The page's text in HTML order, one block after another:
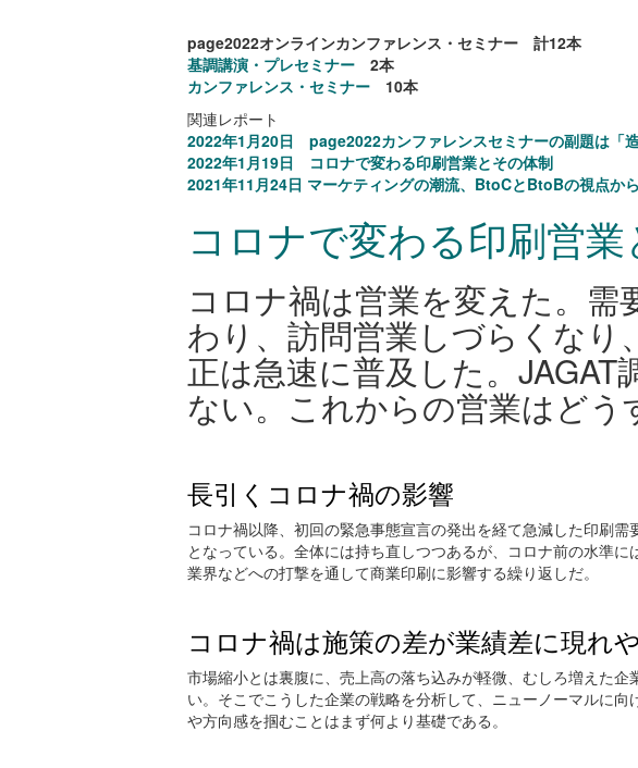
page2022オンラインカンファレンス・セミナー 計12本
基調講演・プレセミナー 2本
カンファレンス・セミナー 10本
関連レポート
2022年1月20日 page2022カンファレンスセミナーの副題は「造
2022年1月19日 コロナで変わる印刷営業とその体制
2021年11月24日 マーケティングの潮流、BtoCとBtoBの視点から
コロナで変わる印刷営
コロナ禍は営業を変えた。
わり、訪問営業しづらくな
正は急速に普及した。
ない。これからの営業はどう
長引くコロナ禍の影響
コロナ禍以降、初回の緊急事態宣言の発出を経て急減した印刷
となっている。全体には持ち直しつつあるが、コロナ前の水準
業界などへの打撃を通して商業印刷に影響する繰り返しだ。
コロナ禍は施策の差が業績差に現れ
市場縮小とは裏腹に、売上高の落ち込みが軽微、むしろ増えた
い。そこでこうした企業の戦略を分析して、ニューノーマルに
や方向感を掴むことはまず何より基礎である。